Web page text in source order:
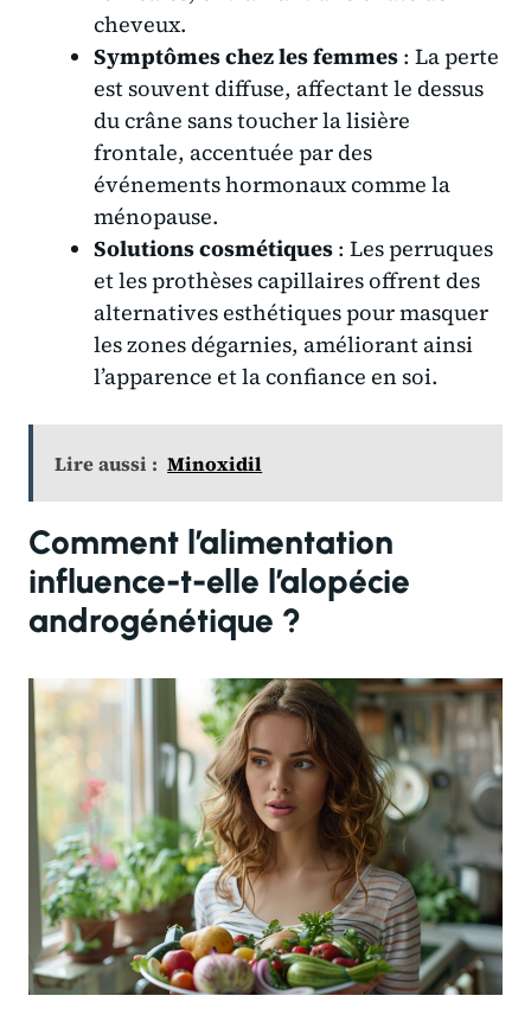
cheveux.
Symptômes chez les femmes: La perte
est souvent diffuse, affectant le dessus
du crâne sans toucher la lisière
frontale, accentuée par des
événements hormonaux comme la
ménopause.
Solutions cosmétiques: Les perruques
et les prothèses capillaires offrent des
alternatives esthétiques pour masquer
les zones dégarnies, améliorant ainsi
l’apparence et la confiance en soi.
Lire aussi : Minoxidil
Comment l’alimentation
influence-t-elle l’alopécie
androgénétique ?